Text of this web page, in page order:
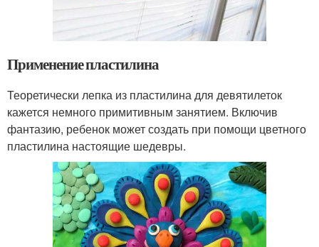
Применение пластилина
Теоретически лепка из пластилина для девятилеток
кажется немного примитивным занятием. Включив
фантазию, ребенок может создать при помощи цветного
пластилина настоящие шедевры.